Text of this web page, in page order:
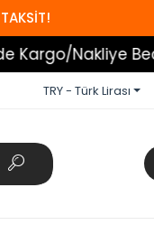
Nakliye Bedava!
TRY - Türk Lirası